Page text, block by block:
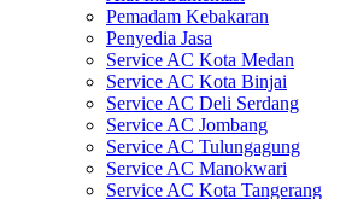
Pemadam Kebakaran
Penyedia Jasa
Service AC Kota Medan
Service AC Kota Binjai
Service AC Deli Serdang
Service AC Jombang
Service AC Tulungagung
Service AC Manokwari
Service AC Kota Tangerang